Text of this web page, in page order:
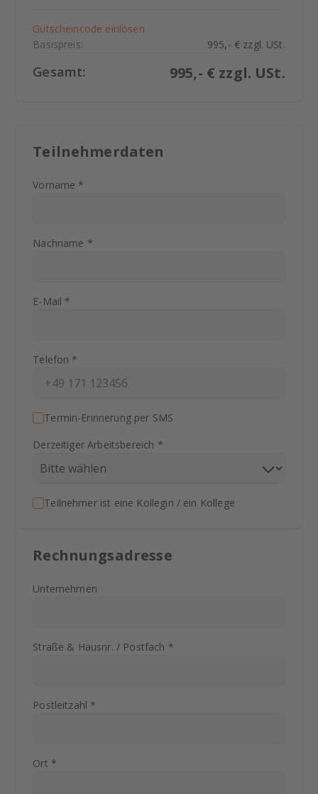
Gutscheincode einlösen
Basispreis:
995,- € zzgl. USt.
Gesamt: 995,- € zzgl. USt.
Teilnehmerdaten
Vorname *
Nachname *
E-Mail *
Telefon *
Termin-Erinnerung per SMS
Derzeitiger Arbeitsbereich *
Teilnehmer ist eine Kollegin / ein Kollege
Rechnungsadresse
Unternehmen
Straße & Hausnr. / Postfach *
Postleitzahl *
Ort *